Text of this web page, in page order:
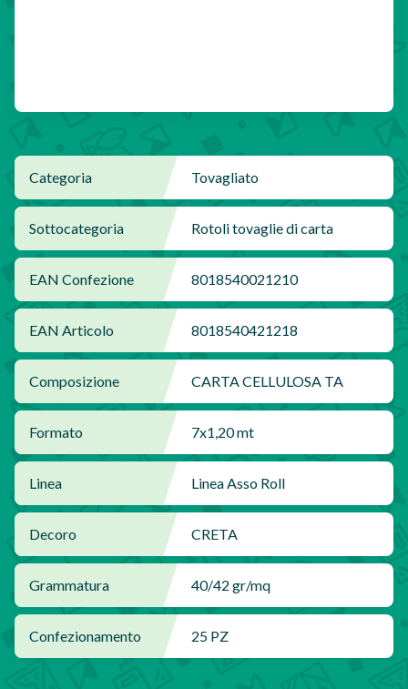
Categoria Tovagliato
Sottocategoria Rotoli tovaglie di carta
EAN Confezione 8018540021210
EAN Articolo 8018540421218
Composizione CARTA CELLULOSA TA
Formato 7x1,20 mt
Linea Linea Asso Roll
Decoro CRETA
Grammatura 40/42 gr/mq
Confezionamento 25 PZ